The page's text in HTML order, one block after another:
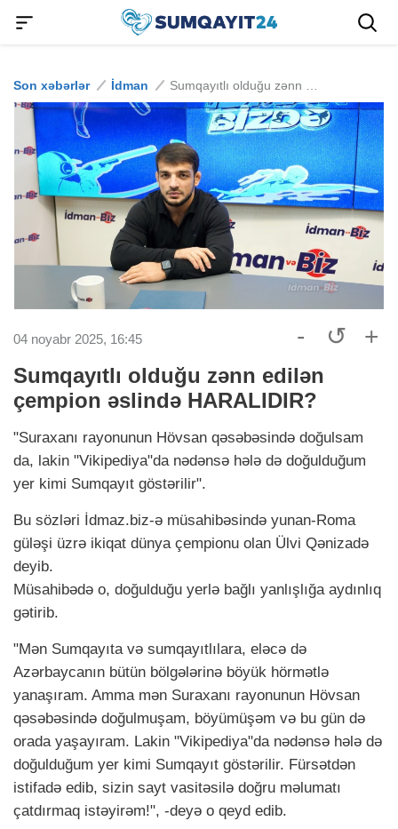
Son xəbərlər İdman
04 noyabr 2025, 16:45 - ↺ +
Sumqayıtlı olduğu zənn edilən
çempion əslində HARALIDIR?
"Suraxanı rayonunun Hövsan qəsəbəsində doğulsam
da, lakin "Vikipediya"da nədənsə hələ də doğulduğum
yer kimi Sumqayıt göstərilir".
Bu sözləri İdmaz.biz-ə müsahibəsində yunan-Roma
güləşi üzrə ikiqat dünya çempionu olan Ülvi Qənizadə
deyib.
Müsahibədə o, doğulduğu yerlə bağlı yanlışlığa aydınlıq
gətirib.
"Mən Sumqayıta və sumqayıtlılara, eləcə də
Azərbaycanın bütün bölgələrinə böyük hörmətlə
yanaşıram. Amma mən Suraxanı rayonunun Hövsan
qəsəbəsində doğulmuşam, böyümüşəm və bu gün də
orada yaşayıram. Lakin "Vikipediya"da nədənsə hələ də
doğulduğum yer kimi Sumqayıt göstərilir. Fürsətdən
istifadə edib, sizin sayt vasitəsilə doğru məlumatı
çatdırmaq istəyirəm!", -deyə o qeyd edib.